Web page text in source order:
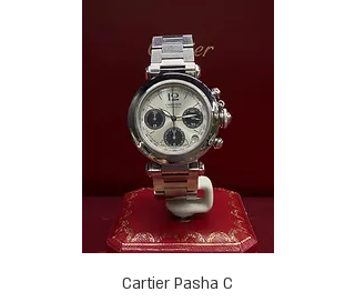
Cartier Pasha C